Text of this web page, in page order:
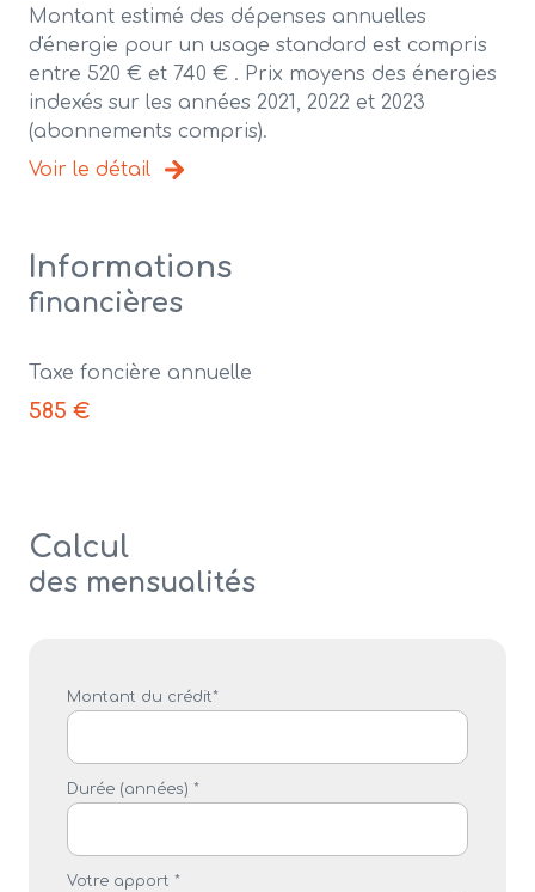
Montant estimé des dépenses annuelles
d'énergie pour un usage standard est compris
entre 520 € et 740 € . Prix moyens des énergies
indexés sur les années 2021, 2022 et 2023
(abonnements compris).
Voir le détail
Informations
financières
Taxe foncière annuelle
585 €
Calcul
des mensualités
Montant du crédit*
Durée (années) *
Votre apport *